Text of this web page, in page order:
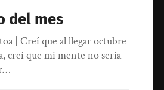
del mes
| Creí que al llegar octubre
creí que mi mente no sería